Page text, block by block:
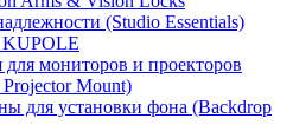
(Studio Essentials)
мониторов и проекторов
Mount)
для установки фона (Backdrop